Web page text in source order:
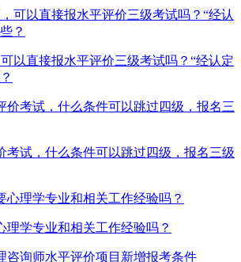
以直接报水平评价三级考试吗？“经认定
考试，什么条件可以跳过四级，报名三级
理学专业和相关工作经验吗？